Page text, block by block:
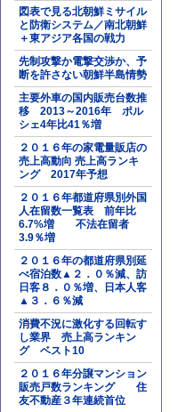
図表で見る北朝鮮ミサイル
と防衛システム／南北朝鮮
＋東アジア各国の戦力
先制攻撃か電撃交渉か、予
断を許さない朝鮮半島情勢
主要外車の国内販売台数推
移 2013～2016年 ポル
シェ4年比41％増
２０１６年の家電量販店の
売上高動向 売上高ランキ
ング 2017年予想
２０１６年都道府県別外国
人在留数一覧表 前年比
6.7%増 不法在留者
3.9％増
２０１６年の都道府県別延
べ宿泊数▲２．０％減、訪
日客８．０％増、日本人客
▲３．６％減
消費不況に激化する回転す
し業界 売上高ランキン
グ ベスト10
２０１６年分譲マンション
販売戸数ランキング 住
友不動産３年連続首位